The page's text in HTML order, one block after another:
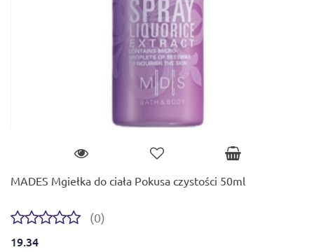
MADES Mgiełka do ciała Pokusa czystości 50ml
(0)
19.34